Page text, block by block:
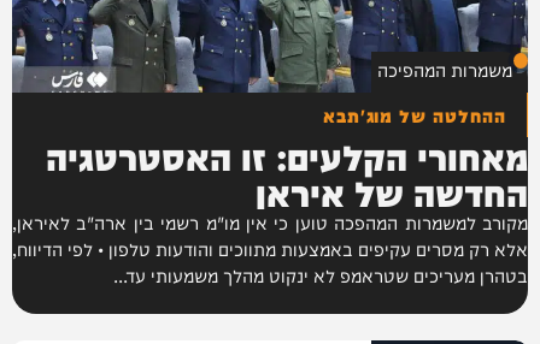
משמרות המהפיכה
ההחלטה של מוג'תבא
מאחורי הקלעים: זו האסטרטגיה
החדשה של איראן
מקורב למשמרות המהפכה טוען כי אין מו"מ רשמי בין ארה"ב לאיראן,
אלא רק מסרים עקיפים באמצעות מתווכים והודעות טלפון • לפי הדיווח,
בטהרן מעריכים שטראמפ לא ינקוט מהלך משמעותי עד...